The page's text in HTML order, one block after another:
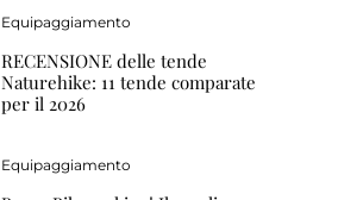
Equipaggiamento
RECENSIONE delle tende
Naturehike: 11 tende comparate
per il 2026
Equipaggiamento